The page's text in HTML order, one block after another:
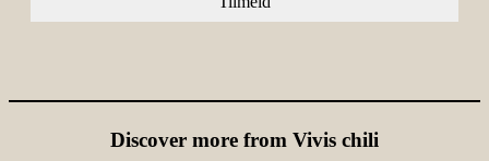
Discover more from Vivis chili